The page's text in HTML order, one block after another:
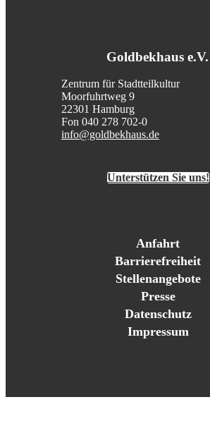
Goldbekhaus e.V.
Zentrum für Stadtteilkultur
Moorfuhrtweg 9
22301 Hamburg
Fon 040 278 702-0
info@goldbekhaus.de
Unterstützen Sie uns!
Anfahrt
Barrierefreiheit
Stellenangebote
Presse
Datenschutz
Impressum